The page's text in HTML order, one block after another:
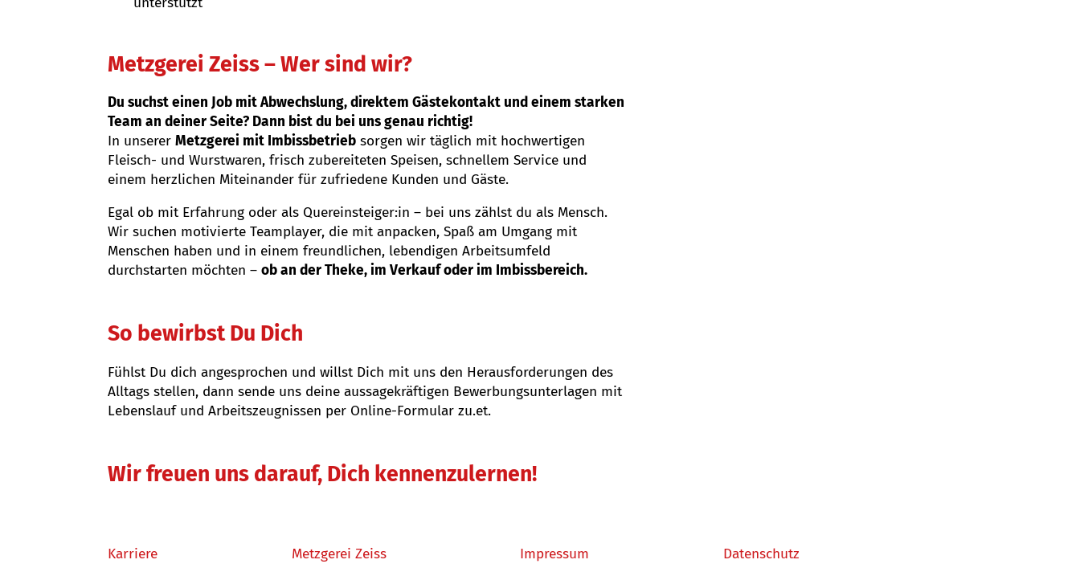
Metzgerei Zeiss – Wer sind wir?
Du suchst einen Job mit Abwechslung, direktem Gästekontakt und einem starken
Team an deiner Seite? Dann bist du bei uns genau richtig!
In unsererMetzgerei mit Imbissbetrieb sorgen wir täglich mit hochwertigen
Fleisch- und Wurstwaren, frisch zubereiteten Speisen, schnellem Service und
einem herzlichen Miteinander für zufriedene Kunden und Gäste.
Egal ob mit Erfahrung oder als Quereinsteiger:in – bei uns zählst du als Mensch.
Wir suchen motivierte Teamplayer, die mit anpacken, Spaß am Umgang mit
Menschen haben und in einem freundlichen, lebendigen Arbeitsumfeld
durchstarten möchten –ob an der Theke, im Verkauf oder im Imbissbereich.
So bewirbst Du Dich
Fühlst Du dich angesprochen und willst Dich mit uns den Herausforderungen des
Alltags stellen, dann sende uns deine aussagekräftigen Bewerbungsunterlagen mit
Lebenslauf und Arbeitszeugnissen per Online-Formular zu.et.
Wir freuen uns darauf, Dich kennenzulernen!
Karriere Metzgerei Zeiss Impressum Datenschutz